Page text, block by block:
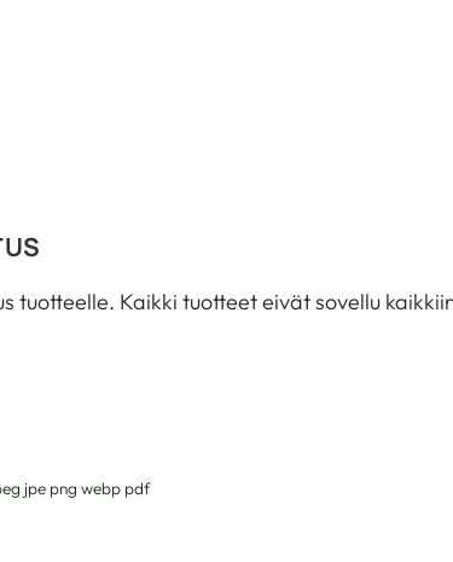
tuotteelle. Kaikki tuotteet eivät sovellu
jpe png webp pdf